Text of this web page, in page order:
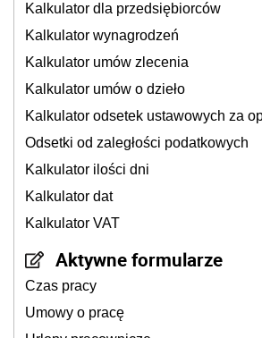
Kalkulator dla przedsiębiorców
Kalkulator wynagrodzeń
Kalkulator umów zlecenia
Kalkulator umów o dzieło
Kalkulator odsetek ustawowych za
Odsetki od zaległości podatkowych
Kalkulator ilości dni
Kalkulator dat
Kalkulator VAT
Aktywne formularze
Czas pracy
Umowy o pracę